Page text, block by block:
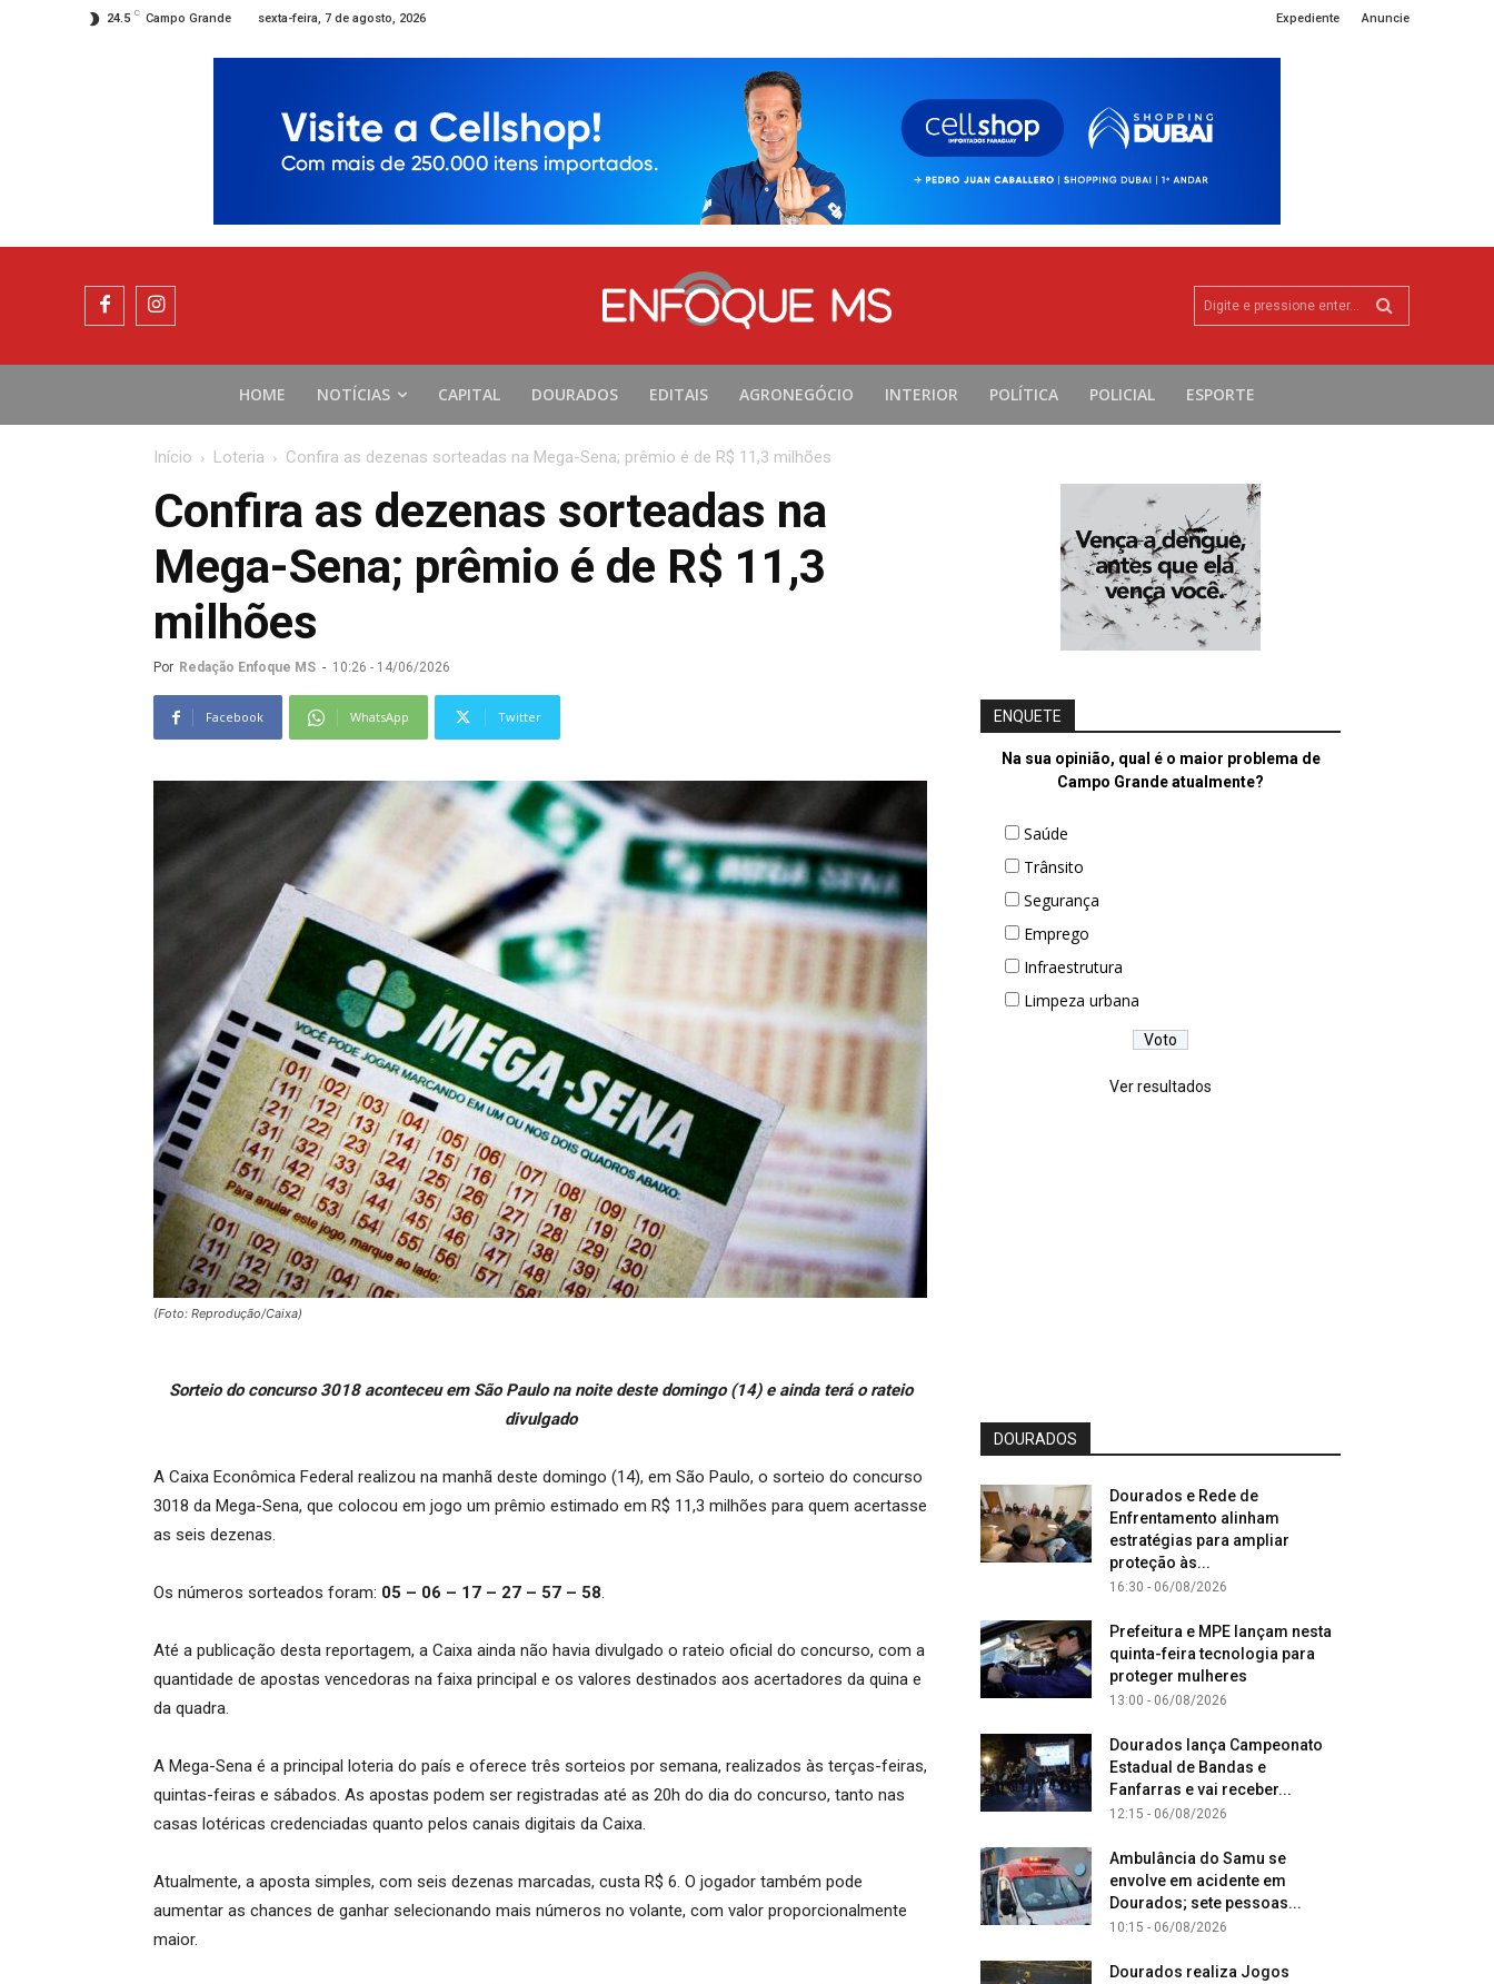
24.5 C Campo Grande sexta-feira, 7 de agosto, 2026 Expediente Anuncie
Digite e pressione enter...
HOME NOTÍCIAS CAPITAL DOURADOS EDITAIS AGRONEGÓCIO INTERIOR POLÍTICA POLICIAL ESPORTE
Início Loteria Confira as dezenas sorteadas na Mega-Sena; prêmio é de R$ 11,3 milhões
Confira as dezenas sorteadas na
Mega-Sena; prêmio é de R$ 11,3
milhões
Por Redação Enfoque MS - 10:26 - 14/06/2026
Facebook WhatsApp Twitter
(Foto: Reprodução/Caixa)
Sorteio do concurso 3018 aconteceu em São Paulo na noite deste domingo (14) e ainda terá o rateio
divulgado
A Caixa Econômica Federal realizou na manhã deste domingo (14), em São Paulo, o sorteio do concurso
3018 da Mega-Sena, que colocou em jogo um prêmio estimado em R$ 11,3 milhões para quem acertasse
as seis dezenas.
Os números sorteados foram: 05 – 06 – 17 – 27 – 57 – 58.
Até a publicação desta reportagem, a Caixa ainda não havia divulgado o rateio oficial do concurso, com a
quantidade de apostas vencedoras na faixa principal e os valores destinados aos acertadores da quina e
da quadra.
A Mega-Sena é a principal loteria do país e oferece três sorteios por semana, realizados às terças-feiras,
quintas-feiras e sábados. As apostas podem ser registradas até as 20h do dia do concurso, tanto nas
casas lotéricas credenciadas quanto pelos canais digitais da Caixa.
Atualmente, a aposta simples, com seis dezenas marcadas, custa R$ 6. O jogador também pode
aumentar as chances de ganhar selecionando mais números no volante, com valor proporcionalmente
maior.
ENQUETE
Na sua opinião, qual é o maior problema de
Campo Grande atualmente?
Saúde
Trânsito
Segurança
Emprego
Infraestrutura
Limpeza urbana
Ver resultados
DOURADOS
Dourados e Rede de
Enfrentamento alinham
estratégias para ampliar
proteção às...
16:30 - 06/08/2026
Prefeitura e MPE lançam nesta
quinta-feira tecnologia para
proteger mulheres
13:00 - 06/08/2026
Dourados lança Campeonato
Estadual de Bandas e
Fanfarras e vai receber...
12:15 - 06/08/2026
Ambulância do Samu se
envolve em acidente em
Dourados; sete pessoas...
10:15 - 06/08/2026
Dourados realiza Jogos